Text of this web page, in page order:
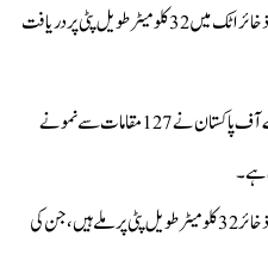
پر جاری بیان میں دعویٰ کیا ہے کہ سونےکے یہ ذخائر اٹک میں 32 کلومیٹر طویل پٹی پر دریافت
ابراہیم حسن مراد کے مطابق جیولوجیکل سروے آف پاکستان نے 127 مقامات سے نمونے
ہے۔
انہوں نے دعویٰ کیا کہ 28 لاکھ تولہ سونے کے ذخائر 32 کلومیٹر طویل پٹی پر ملے ہیں، جن کی